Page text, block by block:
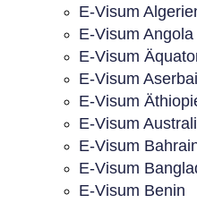
E-Visum
E-Visum Angola
E-Visum
E-Visum
E-Visum
E-Visum
E-Visum
E-Visum
E-Visum Benin